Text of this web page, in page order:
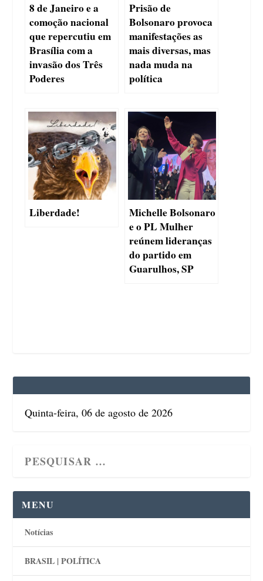
8 de Janeiro e a
comoção nacional
que repercutiu em
Brasília com a
invasão dos Três
Poderes
Prisão de
Bolsonaro provoca
manifestações as
mais diversas, mas
nada muda na
política
Liberdade!
Michelle Bolsonaro
e o PL Mulher
reúnem lideranças
do partido em
Guarulhos, SP
Quinta-feira, 06 de agosto de 2026
MENU
Notícias
BRASIL | POLÍTICA